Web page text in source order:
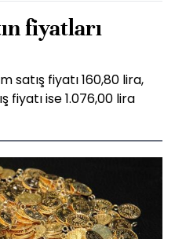
fiyatları
satış fiyatı 160,80 lira,
fiyatı ise 1.076,00 lira